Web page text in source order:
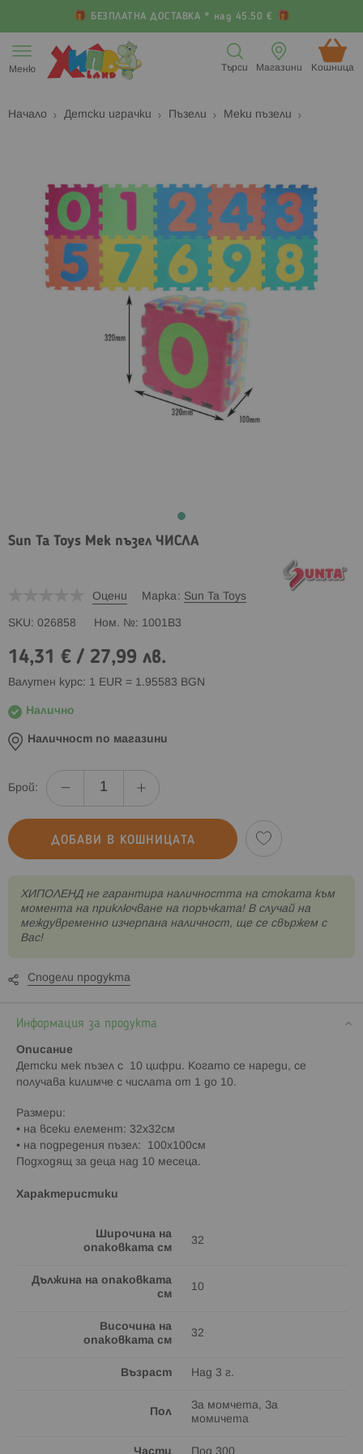
БЕЗПЛАТНА ДОСТАВКА * над 45.50 €
към
съдържанието
Меню Кошница (
Магазини
Търси
Начало Детски играчки Пъзели Меки пъзели
галерията
изображенията
Sun Ta Toys Мек пъзел ЧИСЛА
Оцени Марка Sun Ta Toys
SKU 026858 Ном. № 1001B3
14,31 € / 27,99 лв.
Валутен курс: 1 EUR = 1.95583 BGN
Налично
Наличност по магазини
Брой:
ДОБАВИ В КОШНИЦАТА
XИПОЛЕНД не гарантира наличността на стоката към
момента на приключване на поръчката! В случай на
междувременно изчерпана наличност, ще се свържем с
Вас!
Сподели продукта
Информация за продукта
Описание
Детски мек пъзел с 10 цифри. Когато се нареди, се
получава килимче с числата от 1 до 10.
Размери:
• на всеки елемент: 32x32см
• на подредения пъзел: 100х100см
Подходящ за деца над 10 месеца.
Характеристики
Широчина на
опаковката см
32
Дължина на опаковката
см
10
Височина на
опаковката см
32
Възраст Над 3 г.
Пол
За момчета, За
момичета
Части Под 300